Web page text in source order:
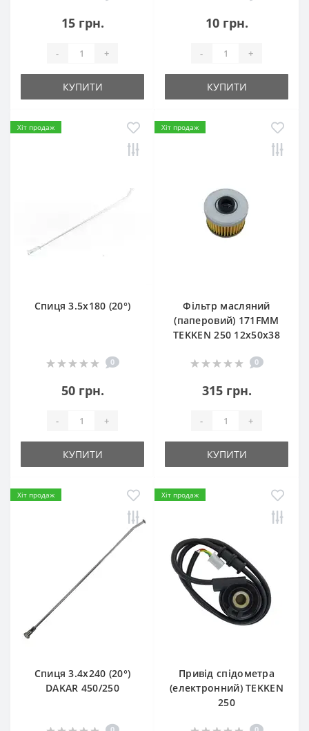
15 грн.
- +
КУПИТИ
10 грн.
- +
КУПИТИ
Хіт продаж
Спиця 3.5х180 (20°)
0
50 грн.
- +
КУПИТИ
Хіт продаж
Фільтр масляний
(паперовий) 171FMM
TEKKEN 250 12х50х38
0
315 грн.
- +
КУПИТИ
Хіт продаж
Спиця 3.4х240 (20°)
DAKAR 450/250
Хіт продаж
Привід спідометра
(електронний) TEKKEN
250